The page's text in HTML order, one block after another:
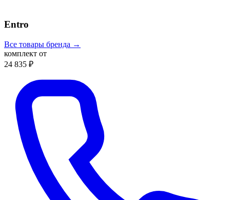
Entro
Все товары бренда →
комплект от
24 835 ₽